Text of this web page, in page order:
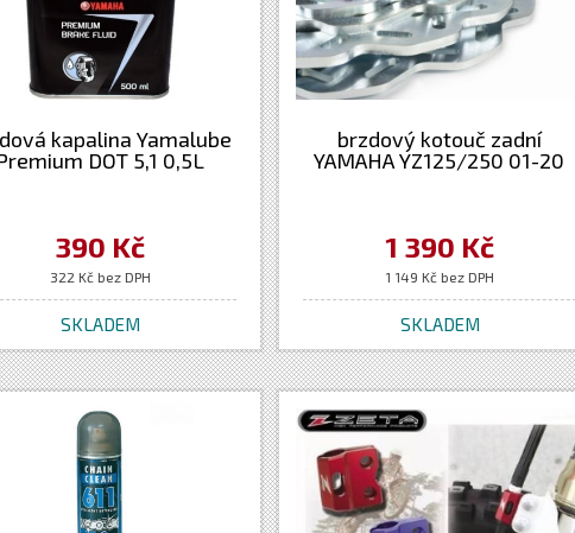
kapalina Yamalube
DOT 5,1 0,5L
390 Kč
322 Kč bez DPH
SKLADEM
brzdový kotouč zadní
YAMAHA YZ125/250 01-20
1 390 Kč
1 149 Kč bez DPH
SKLADEM